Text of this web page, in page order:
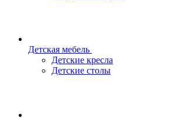
Детская мебель
Детские кресла
Детские столы